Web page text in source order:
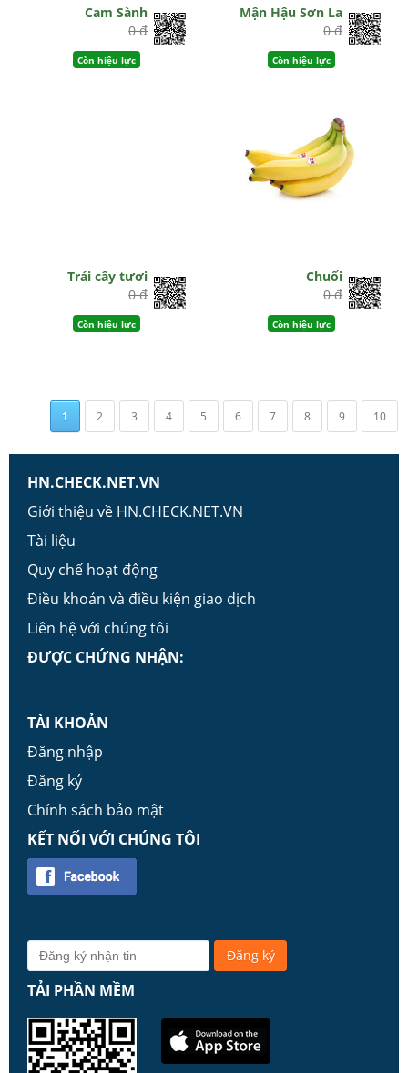
Cam Sành
0 đ
Còn hiệu lực
Mận Hậu Sơn La
0 đ
Còn hiệu lực
Trái cây tươi
0 đ
Còn hiệu lực
Chuối
0 đ
Còn hiệu lực
1 2 3 4 5 6 7 8 9 10
HN.CHECK.NET.VN
Giới thiệu về HN.CHECK.NET.VN
Tài liệu
Quy chế hoạt động
Điều khoản và điều kiện giao dịch
Liên hệ với chúng tôi
ĐƯỢC CHỨNG NHẬN:
TÀI KHOẢN
Đăng nhập
Đăng ký
Chính sách bảo mật
KẾT NỐI VỚI CHÚNG TÔI
TẢI PHẦN MỀM